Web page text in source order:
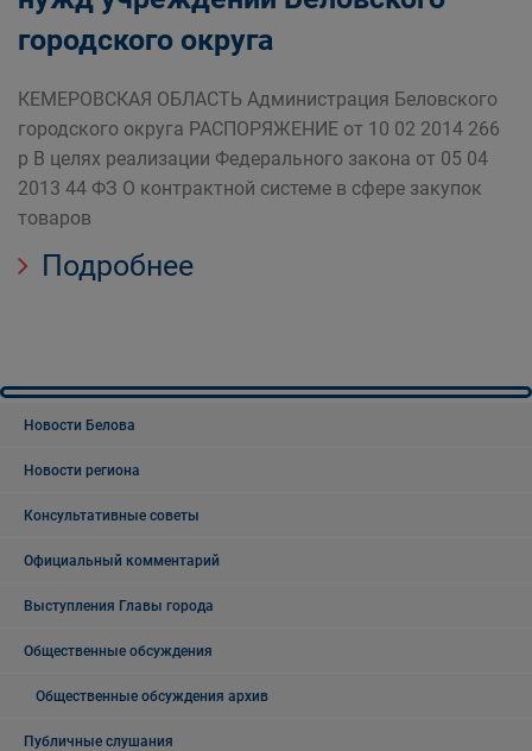
городского округа
КЕМЕРОВСКАЯ ОБЛАСТЬ Администрация Беловского
городского округа РАСПОРЯЖЕНИЕ от 10 02 2014 266
р В целях реализации Федерального закона от 05 04
2013 44 ФЗ О контрактной системе в сфере закупок
товаров
Подробнее
Новости Белова
Новости региона
Консультативные советы
Официальный комментарий
Выступления Главы города
Общественные обсуждения
Общественные обсуждения архив
Публичные слушания